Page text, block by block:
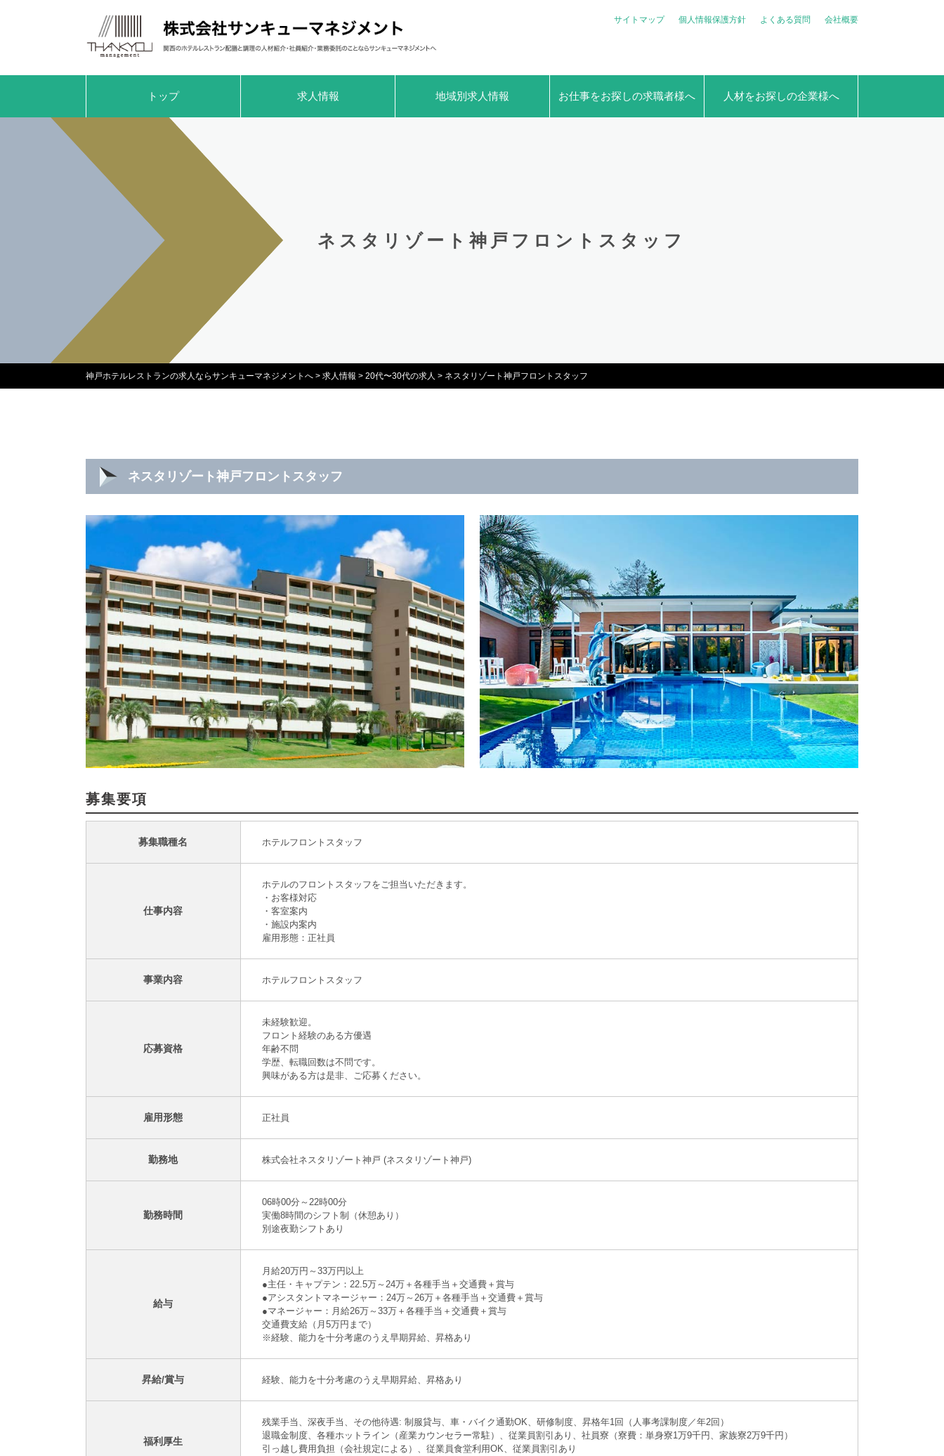
サイトマップ 個人情報保護方針 よくある質問 会社概要
トップ 求人情報 地域別求人情報 お仕事をお探しの求職者様へ 人材をお探しの企業様へ
ネスタリゾート神戸フロントスタッフ
神戸ホテルレストランの求人ならサンキューマネジメントへ > 求人情報 > 20代〜30代の求人 > ネスタリゾート神戸フロントスタッフ
ネスタリゾート神戸フロントスタッフ
募集要項
募集職種名 ホテルフロントスタッフ
仕事内容
ホテルのフロントスタッフをご担当いただきます。
・お客様対応
・客室案内
・施設内案内
雇用形態：正社員
事業内容 ホテルフロントスタッフ
応募資格
未経験歓迎。
フロント経験のある方優遇
年齢不問
学歴、転職回数は不問です。
興味がある方は是非、ご応募ください。
雇用形態 正社員
勤務地 株式会社ネスタリゾート神戸 (ネスタリゾート神戸)
勤務時間
06時00分～22時00分
実働8時間のシフト制（休憩あり）
別途夜勤シフトあり
給与
月給20万円～33万円以上
●主任・キャプテン：22.5万～24万＋各種手当＋交通費＋賞与
●アシスタントマネージャー：24万～26万＋各種手当＋交通費＋賞与
●マネージャー：月給26万～33万＋各種手当＋交通費＋賞与
交通費支給（月5万円まで）
※経験、能力を十分考慮のうえ早期昇給、昇格あり
昇給/賞与 経験、能力を十分考慮のうえ早期昇給、昇格あり
福利厚生
残業手当、深夜手当、その他待遇: 制服貸与、車・バイク通勤OK、研修制度、昇格年1回（人事考課制度／年2回）
退職金制度、各種ホットライン（産業カウンセラー常駐）、従業員割引あり、社員寮（寮費：単身寮1万9千円、家族寮2万9千円）
引っ越し費用負担（会社規定による）、従業員食堂利用OK、従業員割引あり